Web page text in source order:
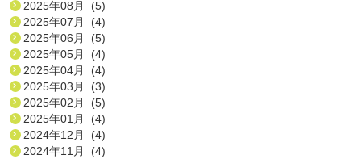
2025年08月 (5)
2025年07月 (4)
2025年06月 (5)
2025年05月 (4)
2025年04月 (4)
2025年03月 (3)
2025年02月 (5)
2025年01月 (4)
2024年12月 (4)
2024年11月 (4)